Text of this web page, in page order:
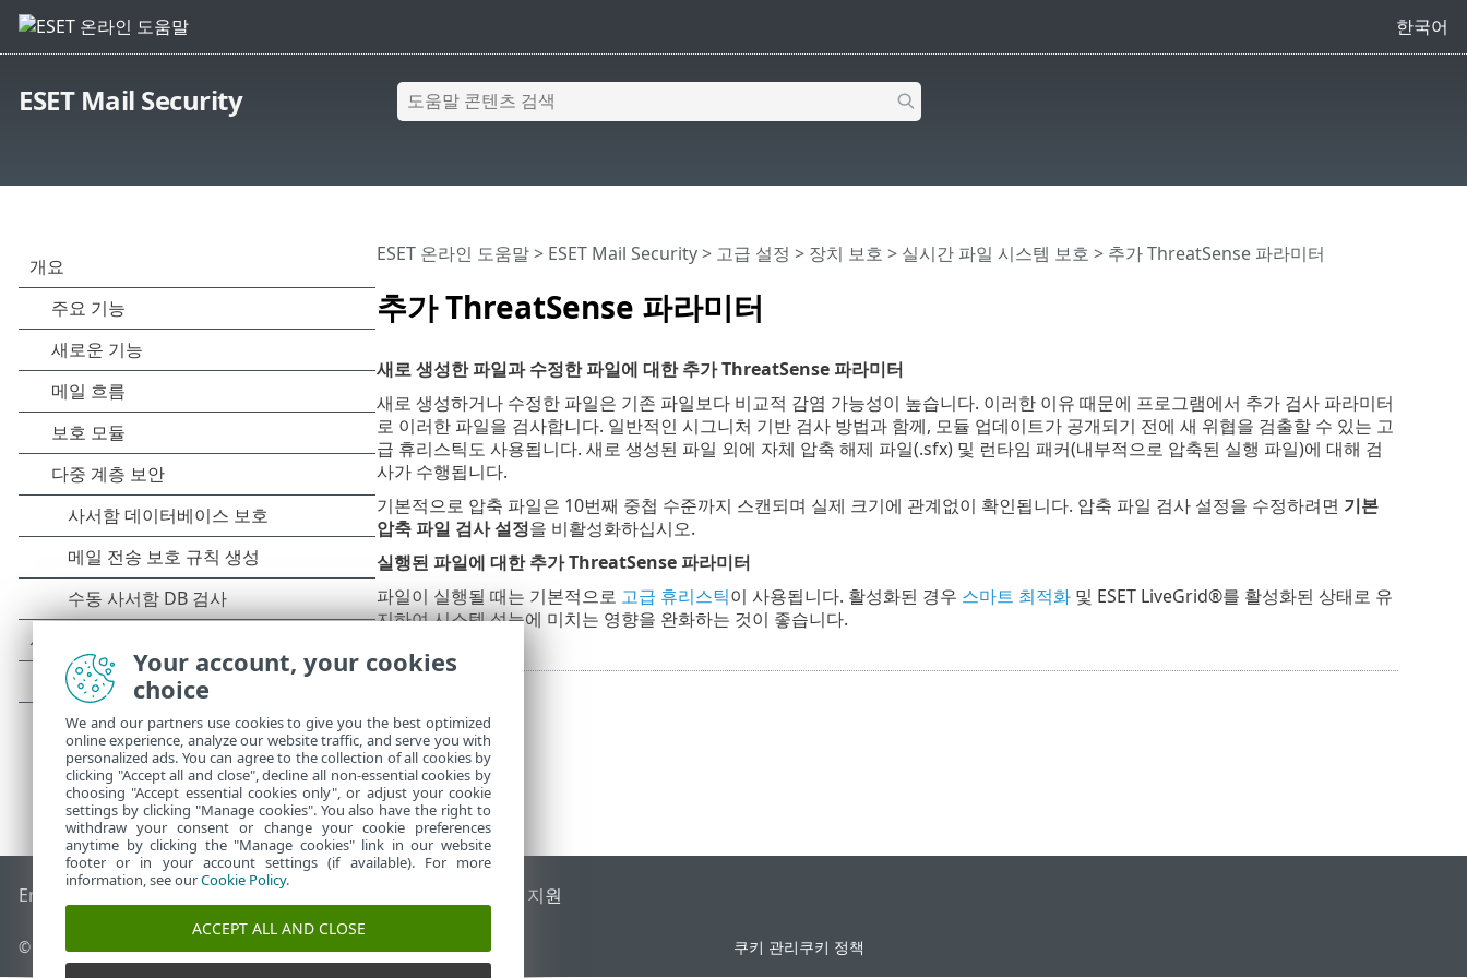
한국어
ESET Mail Security
추가 ThreatSense 파라미터
ESET 온라인 도움말> ESET Mail Security> 고급 설정 > 장치 보호 > 실시간 파일 시스템 보호 > 추가 ThreatSense 파라미터
새로 생성한 파일과 수정한 파일에 대한 추가 ThreatSense 파라미터
새로 생성하거나 수정한 파일은 기존 파일보다 비교적 감염 가능성이 높습니다. 이러한 이유 때문에 프로그램에서 추가 검사 파라미터
로 이러한 파일을 검사합니다. 일반적인 시그니처 기반 검사 방법과 함께, 모듈 업데이트가 공개되기 전에 새 위협을 검출할 수 있는 고
급 휴리스틱도 사용됩니다. 새로 생성된 파일 외에 자체 압축 해제 파일(.sfx) 및 런타임 패커(내부적으로 압축된 실행 파일)에 대해 검
사가 수행됩니다.
기본적으로 압축 파일은 10번째 중첩 수준까지 스캔되며 실제 크기에 관계없이 확인됩니다. 압축 파일 검사 설정을 수정하려면 기본
압축 파일 검사 설정을 비활성화하십시오.
실행된 파일에 대한 추가 ThreatSense 파라미터
파일이 실행될 때는 기본적으로 고급 휴리스틱이 사용됩니다. 활성화된 경우 스마트 최적화및 ESET LiveGrid®를 활성화된 상태로 유
지하여 시스템 성능에 미치는 영향을 완화하는 것이 좋습니다.
End of Life ESET 지식 베이스 ESET 포럼 국가별 지원
© 1992 - 2025 ESET, spol. s r.o. - All rights reserved. 쿠키 관리쿠키 정책
Your account, your cookies
choice
We and our partners use cookies to give you the best optimized
online experience, analyze our website traffic, and serve you with
personalized ads. You can agree to the collection of all cookies by
clicking "Accept all and close", decline all non-essential cookies by
choosing "Accept essential cookies only", or adjust your cookie
settings by clicking "Manage cookies". You also have the right to
withdraw your consent or change your cookie preferences
anytime by clicking the "Manage cookies" link in our website
footer or in your account settings (if available). For more
information, see ourCookie Policy.
ACCEPT ALL AND CLOSE